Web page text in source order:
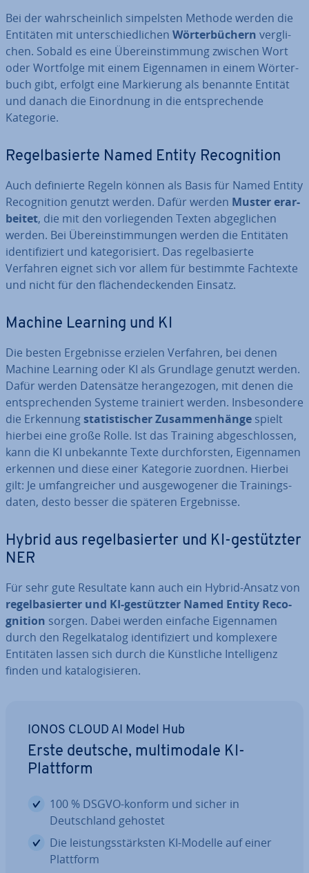
Bei der wahr­schein­lich sim­pels­ten Methode werden die
Entitäten mit un­ter­schied­li­chen Wör­ter­bü­chern ver­gli­
chen. Sobald es eine Über­ein­stim­mung zwischen Wort
oder Wortfolge mit einem Ei­gen­na­men in einem Wör­ter­
buch gibt, erfolgt eine Mar­kie­rung als benannte Entität
und danach die Ein­ord­nung in die ent­spre­chen­de
Kategorie.
Re­gel­ba­sier­te Named Entity Re­co­gni­ti­on
Auch de­fi­nier­te Regeln können als Basis für Named Entity
Re­co­gni­ti­on genutzt werden. Dafür werden Muster er­ar­
bei­tet, die mit den vor­lie­gen­den Texten ab­ge­gli­chen
werden. Bei Über­ein­stim­mun­gen werden die Entitäten
iden­ti­fi­ziert und ka­te­go­ri­siert. Das re­gel­ba­sier­te
Verfahren eignet sich vor allem für bestimmte Fachtexte
und nicht für den flä­chen­de­cken­den Einsatz.
Machine Learning und KI
Die besten Er­geb­nis­se erzielen Verfahren, bei denen
Machine Learning oder KI als Grundlage genutzt werden.
Dafür werden Da­ten­sät­ze her­an­ge­zo­gen, mit denen die
ent­spre­chen­den Systeme trainiert werden. Ins­be­son­de­re
die Erkennungsta­tis­ti­scher Zu­sam­men­hän­ge spielt
hierbei eine große Rolle. Ist das Training ab­ge­schlos­sen,
kann die KI un­be­kann­te Texte durch­fors­ten, Ei­gen­na­men
erkennen und diese einer Kategorie zuordnen. Hierbei
gilt: Je um­fang­rei­cher und aus­ge­wo­ge­ner die Trai­nings­
da­ten, desto besser die späteren Er­geb­nis­se.
Hybrid aus re­gel­ba­sier­ter und KI-ge­stütz­ter
NER
Für sehr gute Resultate kann auch ein Hybrid-Ansatz von
re­gel­ba­sier­ter und KI-ge­stütz­ter Named Entity Re­co­
gni­ti­on sorgen. Dabei werden einfache Ei­gen­na­men
durch den Re­gel­ka­ta­log iden­ti­fi­ziert und kom­ple­xe­re
Entitäten lassen sich durch die Künst­li­che In­tel­li­genz
finden und ka­ta­lo­gi­sie­ren.
IONOS CLOUD AI Model Hub
Erste deutsche, mul­ti­mo­da­le KI-
Plattform
100 % DSGVO-konform und sicher in
Deutsch­land gehostet
Die leis­tungs­stärks­ten KI-Modelle auf einer
Plattform